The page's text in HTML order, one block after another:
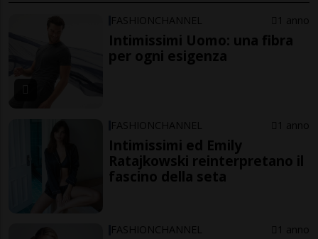
FASHIONCHANNEL 1 anno
Intimissimi Uomo: una fibra
per ogni esigenza
FASHIONCHANNEL 1 anno
Intimissimi ed Emily
Ratajkowski reinterpretano il
fascino della seta
FASHIONCHANNEL 1 anno